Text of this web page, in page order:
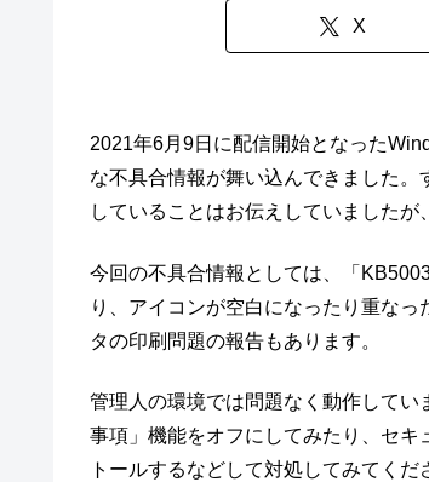
X
2021年6月9日に配信開始となった
な不具合情報が舞い込んできました
していることはお伝えしていました
今回の不具合情報としては、「
り、アイコンが空白になったり重な
タの印刷問題の報告もあります。
管理人の環境では問題なく動作して
事項」機能をオフにしてみたり、セ
トールするなどして対処してみてくだ